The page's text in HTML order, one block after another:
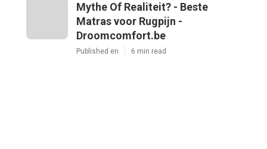
Mythe Of Realiteit? - Beste
Matras voor Rugpijn -
Droomcomfort.be
Published en 6 min read